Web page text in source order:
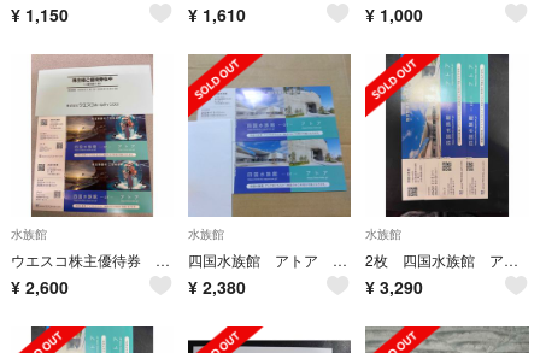
¥ 1,150 ¥ 1,610 ¥ 1,000
水族館
ウエスコ株主優待券 2枚
¥ 2,600
水族館
四国水族館 アトア 株主優待券 2枚 匿名配送
¥ 2,380
水族館
2枚 四国水族館 アトア 株主優待券 ウエスコホールディングス
¥ 3,290